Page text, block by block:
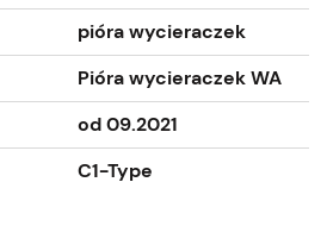
pióra wycieraczek
Pióra wycieraczek WA
od 09.2021
C1-Type